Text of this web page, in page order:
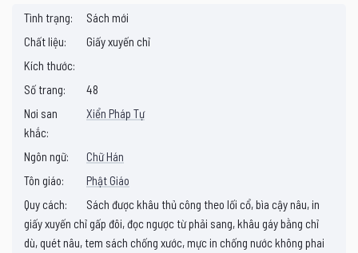
Tình trạng:
Sách mới
Chất liệu:
Giấy xuyến chỉ
Kích thước:
Số trang:
48
Nơi san
khắc:
Xiển Pháp Tự
Ngôn ngữ:
Chữ Hán
Tôn giáo:
Phật Giáo
Quy cách:
Sách được khâu thủ công theo lối cổ, bìa cậy nâu, in
giấy xuyến chỉ gấp đôi, đọc ngược từ phải sang, khâu gáy bằng chỉ
dù, quét nâu, tem sách chống xước, mực in chống nước không phai